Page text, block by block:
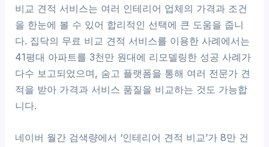
비교 견적 서비스는 여러 인테리어 업체의 가격과 조건
을 한눈에 볼 수 있어 합리적인 선택에 큰 도움을 줍니
다. 집닥의 무료 비교 견적 서비스를 이용한 사례에서는
41평대 아파트를 3천만 원대에 리모델링한 성공 사례가
다수 보고되었으며, 숨고 플랫폼을 통해 여러 전문가 견
적을 받아 가격과 서비스 품질을 비교하는 것도 가능합
니다.
네이버 월간 검색량에서 ‘인테리어 견적 비교’가 8만 건